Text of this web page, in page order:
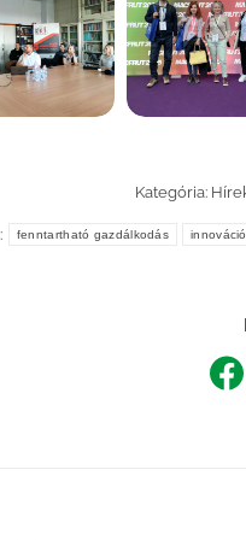
Kategória:
fenntartható gazdálkodás innováció